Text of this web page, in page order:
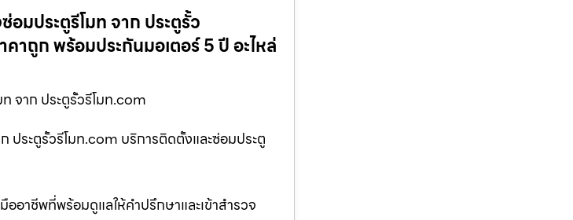
มประตูรีโมท จาก ประตูรั้ว
าถูก พร้อมประกันมอเตอร์ 5 ปี อะไหล่
จาก ประตูรั้วรีโมท.com
ประตูรั้วรีโมท.com บริการติดตั้งและซ่อมประตู
อาชีพที่พร้อมดูแลให้คำปรึกษาและเข้าสำรวจ